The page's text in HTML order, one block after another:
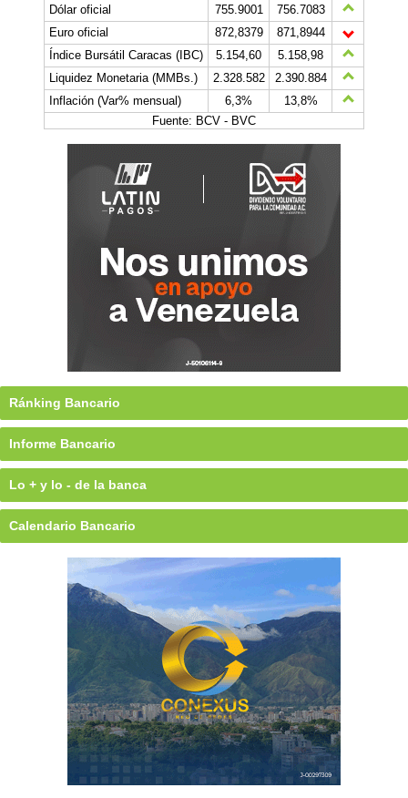
Dólar oficial
755.9001
756.7083
Euro oficial
872,8379
871,8944
Índice Bursátil Caracas (IBC)
5.154,60
5.158,98
Liquidez Monetaria (MMBs.)
2.328.582
2.390.884
Inflación (Var% mensual)
6,3%
13,8%
Fuente: BCV - BVC
Ránking Bancario
Informe Bancario
Lo + y lo - de la banca
Calendario Bancario